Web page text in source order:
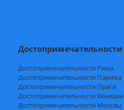
Достопримечательности
Достопримечательности Рима
Достопримечательности Парижа
Достопримечательности Праги
Достопримечательности Венеции
Достопримечательности Москвы